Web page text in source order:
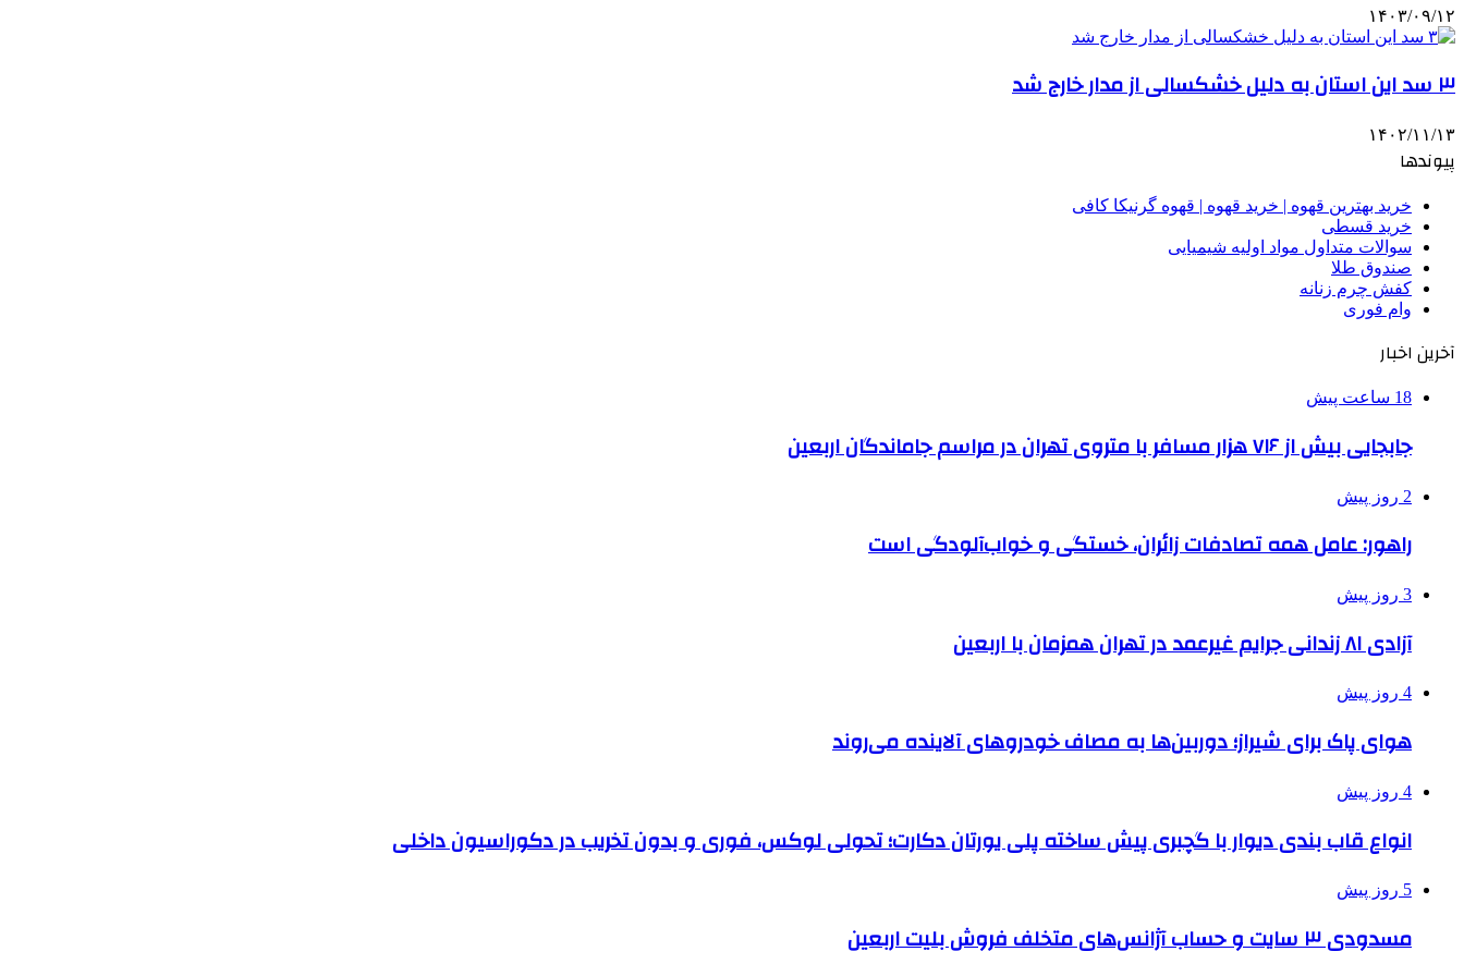
۱۴۰۳/۰۹/۱۲
۳ سد این استان به دلیل خشکسالی از مدار خارج شد
۱۴۰۲/۱۱/۱۳
پیوندها
خرید بهترین قهوه | خرید قهوه | قهوه گرنیکا کافی
خرید قسطی
سوالات متداول مواد اولیه شیمیایی
صندوق طلا
کفش چرم زنانه
وام فوری
آخرین اخبار
18 ساعت پیش
جابجایی بیش از ۷۱۶ هزار مسافر با متروی تهران در مراسم جاماندگان اربعین
2 روز پیش
راهور: عامل همه تصادفات زائران، خستگی و خواب‌آلودگی است
3 روز پیش
آزادی ۸۱ زندانی جرایم غیرعمد در تهران همزمان با اربعین
4 روز پیش
هوای پاک برای شیراز؛ دوربین‌ها به مصاف خودروهای آلاینده می‌روند
4 روز پیش
انواع قاب بندی دیوار با گچبری پیش ساخته پلی یورتان دکارت؛ تحولی لوکس، فوری و بدون تخریب در دکوراسیون داخلی
5 روز پیش
مسدودی ۳ سایت و حساب آژانس‌های متخلف فروش بلیت اربعین